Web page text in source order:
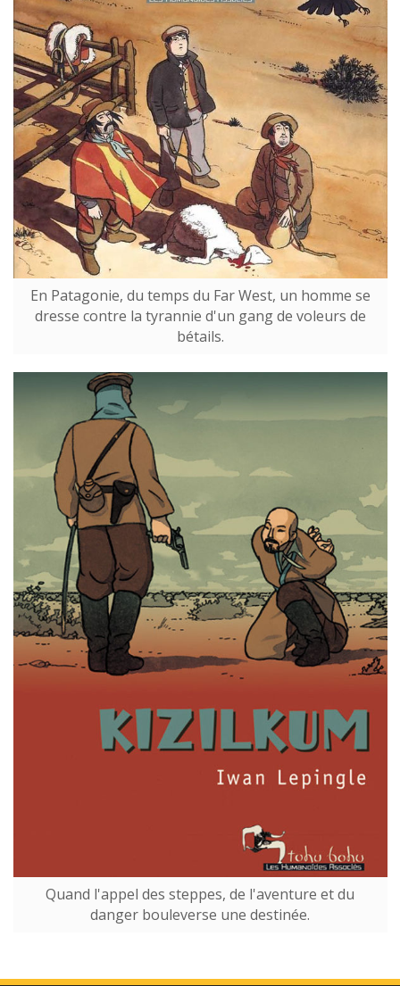
En Patagonie, du temps du Far West, un homme se
dresse contre la tyrannie d'un gang de voleurs de
bétails.
Quand l'appel des steppes, de l'aventure et du
danger bouleverse une destinée.